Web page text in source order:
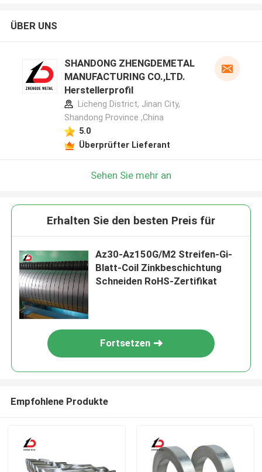
ÜBER UNS
SHANDONG ZHENGDEMETAL
MANUFACTURING CO.,LTD.
Herstellerprofil
Licheng District, Jinan City,
Shandong Province ,China
5.0
Überprüfter Lieferant
Sehen Sie mehr an
Erhalten Sie den besten Preis für
Az30-Az150G/M2 Streifen-Gi-
Blatt-Coil Zinkbeschichtung
Schneiden RoHS-Zertifikat
Fortsetzen
Empfohlene Produkte